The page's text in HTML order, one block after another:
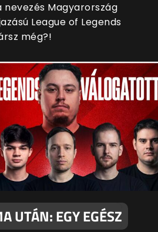
nevezés Magyarország
League of Legends
még?!
UTÁN: EGY EGÉSZ